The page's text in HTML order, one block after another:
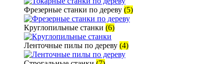
Фрезерные станки по дереву (5)
Круглопильные станки (6)
Ленточные пилы по дереву (4)